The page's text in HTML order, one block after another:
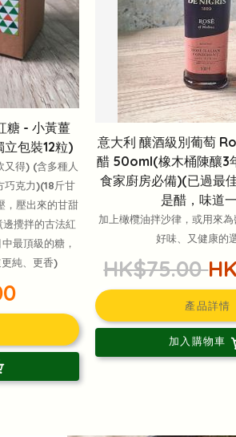
糖 - 小黃薑
包裝12粒)
又得) (含多種人
巧克力)(18斤甘
，壓出來的甘甜
攪拌的古法紅
最頂級的糖，
純、更香)
意大利 釀酒級別葡萄
醋 50oml(橡木桶陳釀3
食家廚房必備)(已過最
是醋，味道
加上橄欖油拌沙律，或用來
好味、又健康的
HK$75.00
產品詳情
加入購物車